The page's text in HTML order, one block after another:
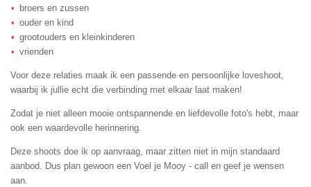
broers en zussen
ouder en kind
grootouders en kleinkinderen
vrienden
Voor deze relaties maak ik een passende en persoonlijke loveshoot,
waarbij ik jullie echt die verbinding met elkaar laat maken!
Zodat je niet alleen mooie ontspannende en liefdevolle foto's hebt, maar
ook een waardevolle herinnering.
Deze shoots doe ik op aanvraag, maar zitten niet in mijn standaard
aanbod. Dus plan gewoon een Voel je Mooy - call en geef je wensen
aan.